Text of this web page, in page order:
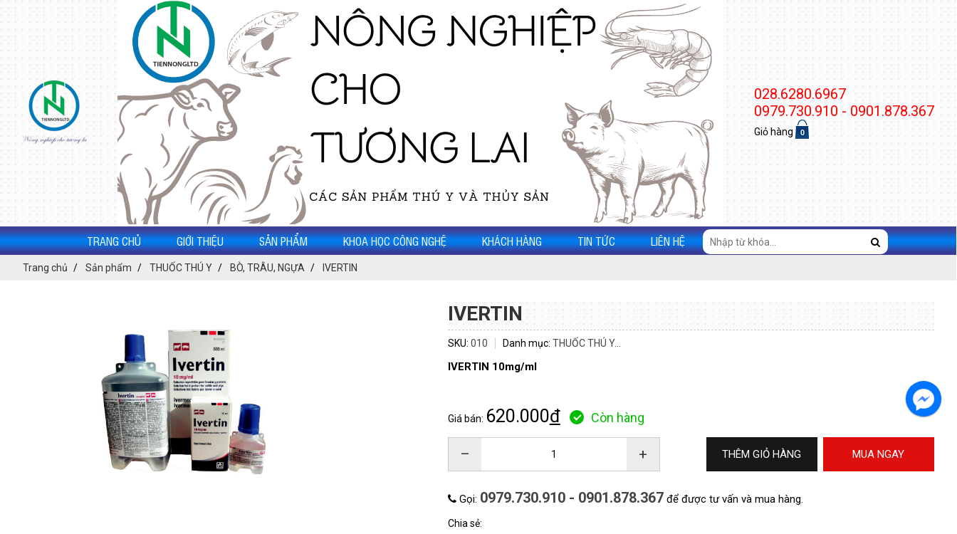
028.6280.6967
0979.730.910 - 0901.878.367
Giỏ hàng 0
TRANG CHỦ GIỚI THIỆU SẢN PHẨM KHOA HỌC CÔNG NGHỆ KHÁCH HÀNG TIN TỨC LIÊN HỆ
Trang chủ Sản phẩm THUỐC THÚ Y BÒ, TRÂU, NGỰA IVERTIN
IVERTIN
SKU: 010 Danh mục: THUỐC THÚ Y...
IVERTIN 10mg/ml
Giá bán: 620.000đ Còn hàng
– + THÊM GIỎ HÀNG MUA NGAY
Gọi: 0979.730.910 - 0901.878.367 để được tư vấn và mua hàng.
Chia sẻ: